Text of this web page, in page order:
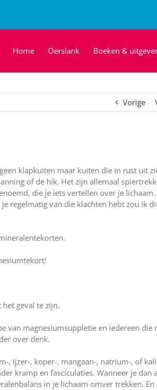
Home Oerslank Boeken &
Vorige
klapkuiten maar kuiten die in rust uit
of de hik. Het zijn allemaal
die je iets vertellen over je lichaam.
regelmatig van die klachten hebt zou ik
geval te zijn.
van magnesiumsuppletie en iedereen die
over denk.
, ijzer-, koper-, mangaan-, natrium-, of
kramp en fasciculaties. Wanneer je dan
in je lichaam omver trekken. En